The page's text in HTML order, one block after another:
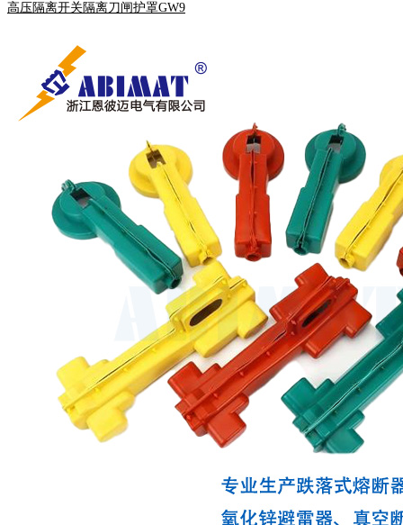
高压隔离开关隔离刀闸护罩GW9